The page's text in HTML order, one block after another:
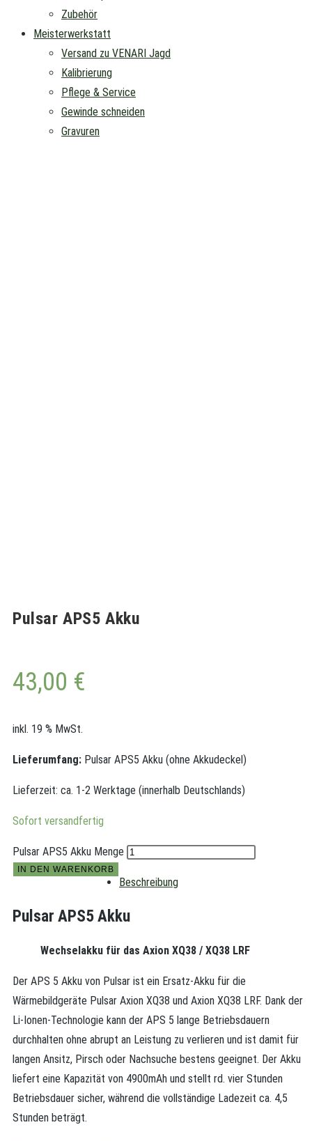
Zubehör
Meisterwerkstatt
Versand zu VENARI Jagd
Kalibrierung
Pflege & Service
Gewinde schneiden
Gravuren
Pulsar APS5 Akku
43,00 €
inkl. 19 % MwSt.
Lieferumfang: Pulsar APS5 Akku (ohne Akkudeckel)
Lieferzeit: ca. 1-2 Werktage (innerhalb Deutschlands)
Sofort versandfertig
Pulsar APS5 Akku Menge
IN DEN WARENKORB
Beschreibung
Pulsar APS5 Akku
Wechselakku für das Axion XQ38 / XQ38 LRF
Der APS 5 Akku von Pulsar ist ein Ersatz-Akku für die
Wärmebildgeräte Pulsar Axion XQ38 und Axion XQ38 LRF. Dank der
Li-Ionen-Technologie kann der APS 5 lange Betriebsdauern
durchhalten ohne abrupt an Leistung zu verlieren und ist damit für
langen Ansitz, Pirsch oder Nachsuche bestens geeignet. Der Akku
liefert eine Kapazität von 4900mAh und stellt rd. vier Stunden
Betriebsdauer sicher, während die vollständige Ladezeit ca. 4,5
Stunden beträgt.